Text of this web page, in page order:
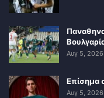
Αυγ 5, 2026
Επίσημα
Αυγ 5, 2026